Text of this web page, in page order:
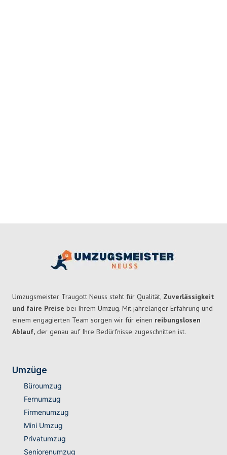
Umzugsmeister Traugott Neuss steht für Qualität, Zuverlässigkeit
und faire Preise bei Ihrem Umzug. Mit jahrelanger Erfahrung und
einem engagierten Team sorgen wir für einen reibungslosen
Ablauf, der genau auf Ihre Bedürfnisse zugeschnitten ist.
Umzüge
Büroumzug
Fernumzug
Firmenumzug
Mini Umzug
Privatumzug
Seniorenumzug